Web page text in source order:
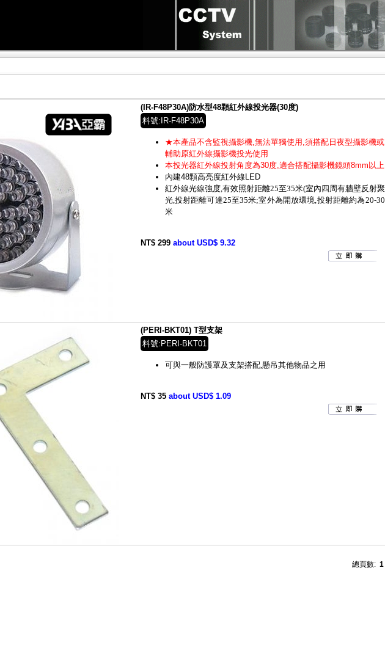
(IR-F48P30A)防水型48顆紅外線投光器(30度)
料號:IR-F48P30A
★本產品不含監視攝影機,無法單獨使用,須搭配日夜型攝影機或
輔助原紅外線攝影機投光使用
本投光器紅外線投射角度為30度,適合搭配攝影機鏡頭8mm以上
內建48顆高亮度紅外線LED
紅外線光線強度,有效照射距離25至35米(室內四周有牆壁反射聚
光,投射距離可達25至35米;室外為開放環境,投射距離約為20-30
米
NT$ 299 about USD$ 9.32
(PERI-BKT01) T型支架
料號:PERI-BKT01
可與一般防護罩及支架搭配,懸吊其他物品之用
NT$ 35 about USD$ 1.09
總頁數: 1